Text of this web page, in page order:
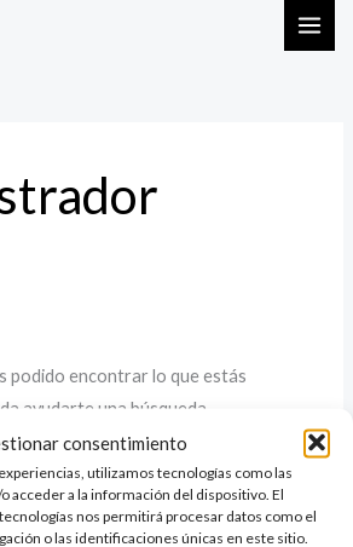
consentimiento
utilizamos tecnologías como las
acceder a la información del dispositivo. El
nos permitirá procesar datos como el
o las identificaciones únicas en este sitio.
podido encontrar lo que estás
ayudarte una búsqueda.